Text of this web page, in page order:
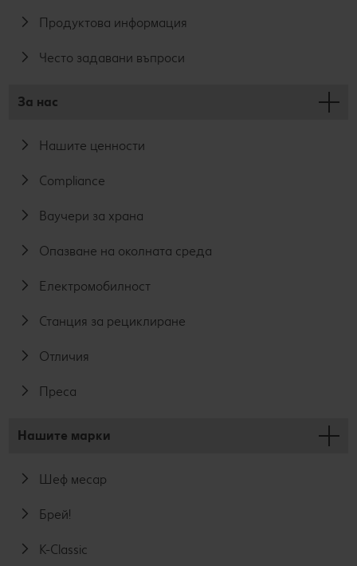
Продуктова информация
Често задавани въпроси
За нас
Нашите ценности
Compliance
Ваучери за храна
Опазване на околната среда
Електромобилност
Станция за рециклиране
Отличия
Преса
Нашите марки
Шеф месар
Брей!
K-Classic